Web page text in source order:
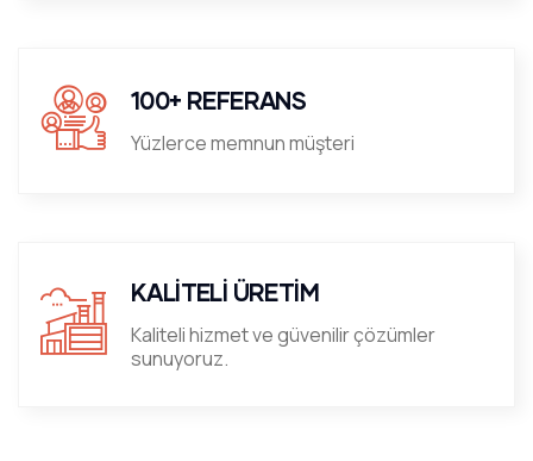
100+ REFERANS
Yüzlerce memnun müşteri
KALİTELİ ÜRETİM
Kaliteli hizmet ve güvenilir çözümler
sunuyoruz.